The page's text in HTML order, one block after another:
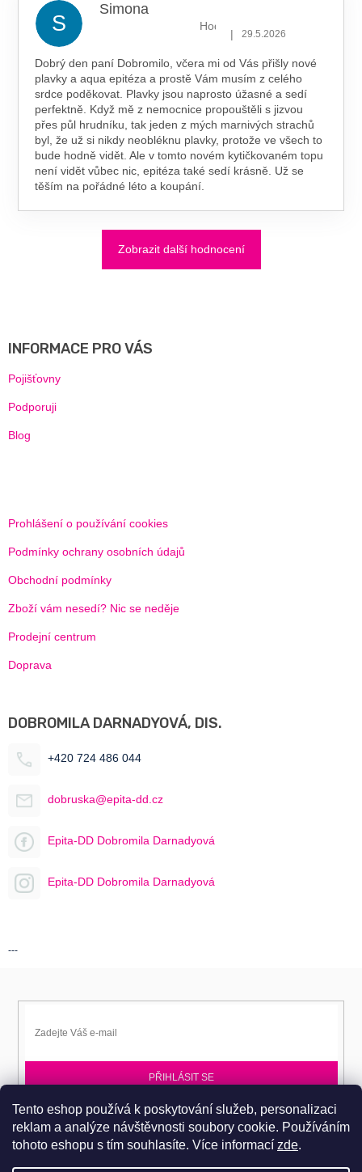
Tento eshop používá k poskytování služeb, personalizaci
reklam a analýze návštěvnosti soubory cookie. Používáním
tohoto eshopu s tím souhlasíte. Více informací zde.
S
Simona
Hodnocení obchodu je 5 z 5
| 29.5.2026
Dobrý den paní Dobromilo, včera mi od Vás přišly nové
plavky a aqua epitéza a prostě Vám musím z celého
srdce poděkovat. Plavky jsou naprosto úžasné a sedí
perfektně. Když mě z nemocnice propouštěli s jizvou
přes půl hrudníku, tak jeden z mých marnivých strachů
byl, že už si nikdy neobléknu plavky, protože ve všech to
bude hodně vidět. Ale v tomto novém kytičkovaném topu
není vidět vůbec nic, epitéza také sedí krásně. Už se
těším na pořádné léto a koupání.
Zobrazit další hodnocení
INFORMACE PRO VÁS
Pojišťovny
Podporuji
Blog
Prohlášení o používání cookies
Podmínky ochrany osobních údajů
Obchodní podmínky
Zboží vám nesedí? Nic se neděje
Prodejní centrum
Doprava
DOBROMILA DARNADYOVÁ, DIS.
+420 724 486 044
dobruska@epita-dd.cz
Epita-DD Dobromila Darnadyová
Epita-DD Dobromila Darnadyová
---
PŘIHLÁSIT SE
Přihlaste se k EPITA-DD a získávejte novinky jako první.